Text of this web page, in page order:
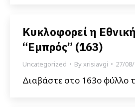
Κυκλοφορεί η
“Εμπρός” (163)
Uncategorized Byxrisiavgi 27/
Διαβάστε στο 163ο φύλλο